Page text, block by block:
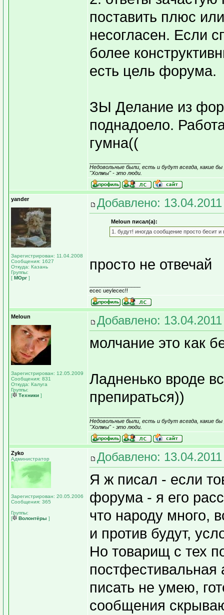
поставить плюс
несогласен. Если
более
есть цель форума.
ЗЫ Делание из
поднадоело.
гумна((
Недовольные были, есть и будут всегда, какие бы
"Холмы" - это люди.
yander
Зарегистрирован: 11.04.2008
Сообщения: 1627
Откуда: Казань
Группы:
[ МОрг ]
Добавлено:
Meloun писал(а):
1. будут! иногда сообщение просто бесит и
просто не отвечай
ecec ueylecec!!
Meloun
Зарегистрирован: 12.05.2009
Сообщения: 831
Откуда: Калуга
Группы:
[
Техники ]
Добавлено:
молчание это как
Ладненько вроде
препираться))
Недовольные были, есть и будут всегда, какие бы
"Холмы" - это люди.
Zyko
Администратор
Зарегистрирован: 20.05.2006
Сообщения: 365
Группы:
[
Волонтёры ]
Добавлено:
Я ж писал - если
форума - я его
что народу много,
и против будут,
Но товарищ с тех
постфестивальная
писать не умею,
сообщения